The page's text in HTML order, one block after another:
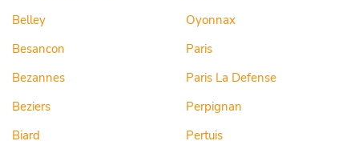
Belley
Besancon
Bezannes
Beziers
Biard
Oyonnax
Paris
Paris La Defense
Perpignan
Pertuis